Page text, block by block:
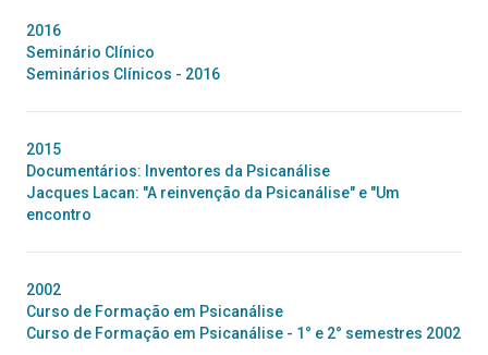
2016
Seminário Clínico
Seminários Clínicos - 2016
2015
Documentários: Inventores da Psicanálise
Jacques Lacan: "A reinvenção da Psicanálise" e "Um
encontro
2002
Curso de Formação em Psicanálise
Curso de Formação em Psicanálise - 1° e 2° semestres 2002